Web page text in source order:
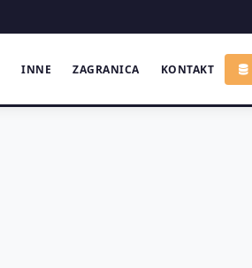
INNE ZAGRANICA KONTAKT